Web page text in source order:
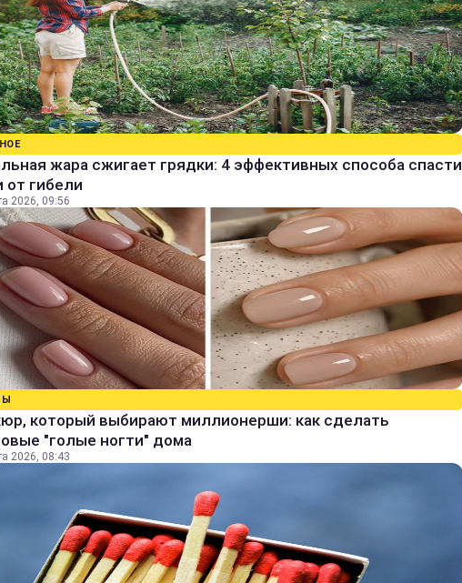
жара сжигает грядки: 4 эффективных способа спасти
от гибели
2026, 09:56
который выбирают миллионерши: как сделать
"голые ногти" дома
2026, 08:43